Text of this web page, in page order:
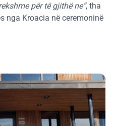
për të gjithë ne”, tha
nga Kroacia në ceremoninë